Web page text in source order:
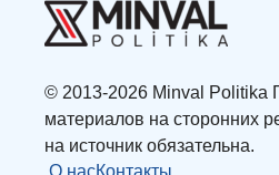
© 2013-2026 Minval Politika
материалов на сторонних
на источник обязательна.
О насКонтакты